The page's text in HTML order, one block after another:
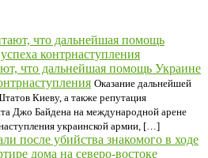
что дальнейшая помощь Украине
Оказание дальнейшей
Киеву, а также репутация
Джо Байдена на международной арене
украинской армии, […]